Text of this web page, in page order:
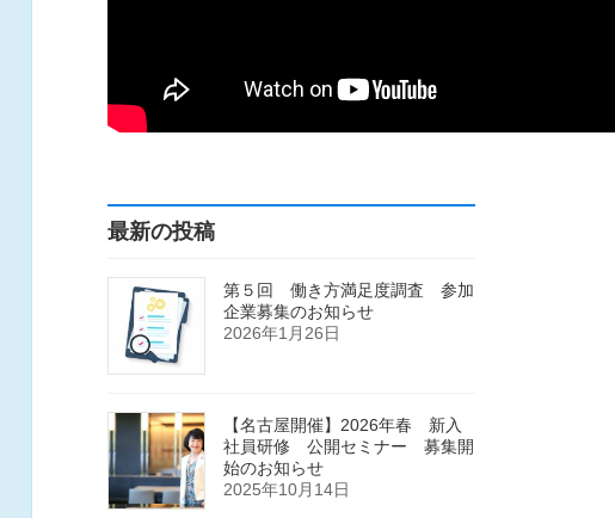
最新の投稿
第５回 働き方満足度調査 参加
企業募集のお知らせ
2026年1月26日
【名古屋開催】2026年春 新入
社員研修 公開セミナー 募集開
始のお知らせ
2025年10月14日